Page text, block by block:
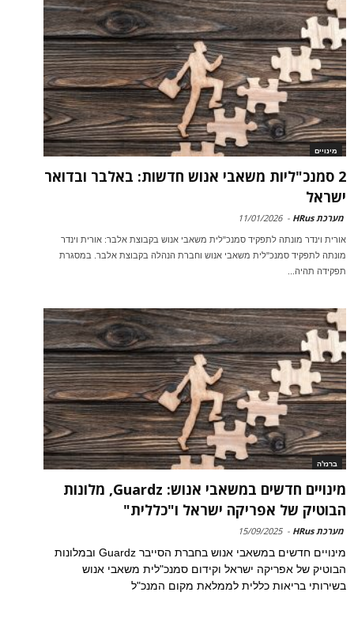
מינויים
2 סמנכ"ליות משאבי אנוש חדשות: באלבר ובדואר
ישראל
מערכת HRus -
11/01/2026
אורית וינדר מונתה לתפקיד סמנכ"לית משאבי אנוש בקבוצת אלבר: אורית וינדר
מונתה לתפקיד סמנכ"לית משאבי אנוש וחברת הנהלה בקבוצת אלבר. במסגרת
תפקידה תהיה...
ברנז'ה
מינויים חדשים במשאבי אנוש: Guardz, מלונות
הבוטיק של אפריקה ישראל ו"כללית"
מערכת HRus -
15/09/2025
מינויים חדשים במשאבי אנוש בחברת הסייבר Guardz ובמלונות
הבוטיק של אפריקה ישראל וקידום סמנכ"לית משאבי אנוש
בשירותי בריאות כללית לממלאת מקום המנכ"ל